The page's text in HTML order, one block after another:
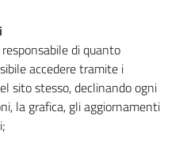
di quanto
accedere tramite i
sito stesso, declinando ogni
la grafica, gli aggiornamenti